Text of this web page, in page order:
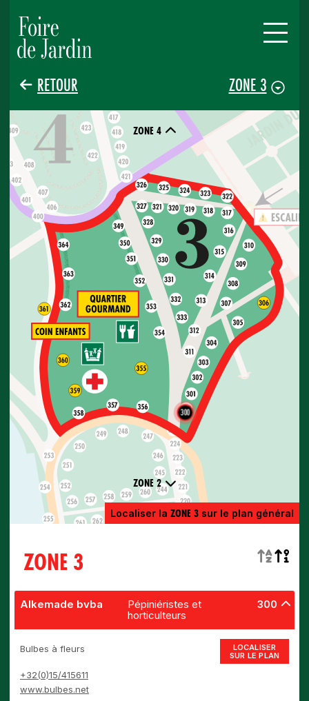
RETOUR ZONE 3
Localiser la ZONE 3sur le plan général
ZONE 4
ZONE 2
300
ZONE 3
Alkemade bvba
Pépiniéristes et
horticulteurs
300
Bulbes à fleurs
+32(0)15/415611
www.bulbes.net
LOCALISER
SUR LE PLAN